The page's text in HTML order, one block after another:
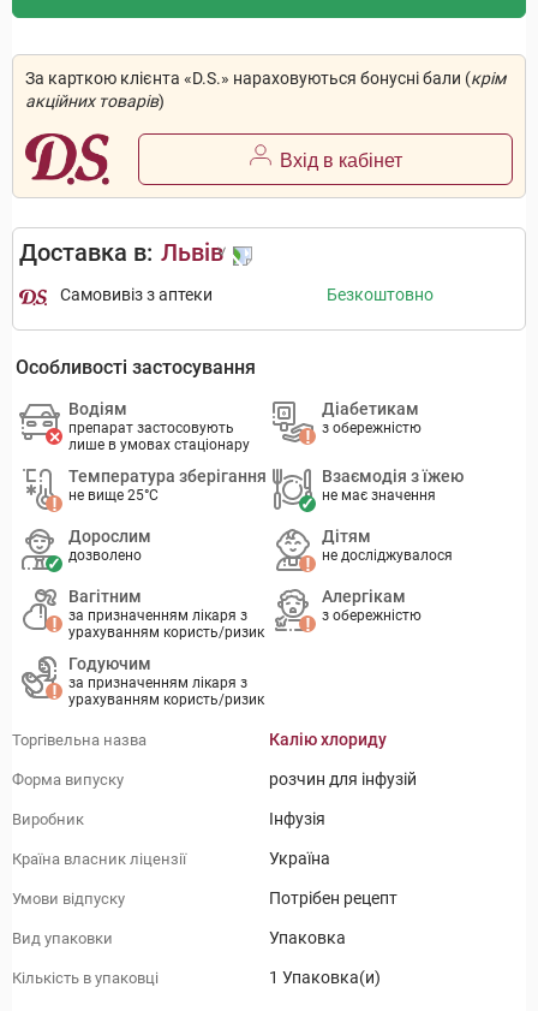
За карткою клієнта «D.S.» нараховуються бонусні бали (крім
акційних товарів)
Вхід в кабінет
Доставка в: Львів
Самовивіз з аптеки Безкоштовно
Особливості застосування
Водіям
препарат застосовують
лише в умовах стаціонару
Діабетикам
з обережністю
Температура зберігання
не вище 25°C
Взаємодія з їжею
не має значення
Дорослим
дозволено
Дітям
не досліджувалося
Вагітним
за призначенням лікаря з
урахуванням користь/ризик
Алергікам
з обережністю
Годуючим
за призначенням лікаря з
урахуванням користь/ризик
Торгівельна назва Калію хлориду
Форма випуску розчин для інфузій
Виробник Інфузія
Країна власник ліцензії Україна
Умови відпуску Потрібен рецепт
Вид упаковки Упаковка
Кількість в упаковці 1 Упаковка(и)